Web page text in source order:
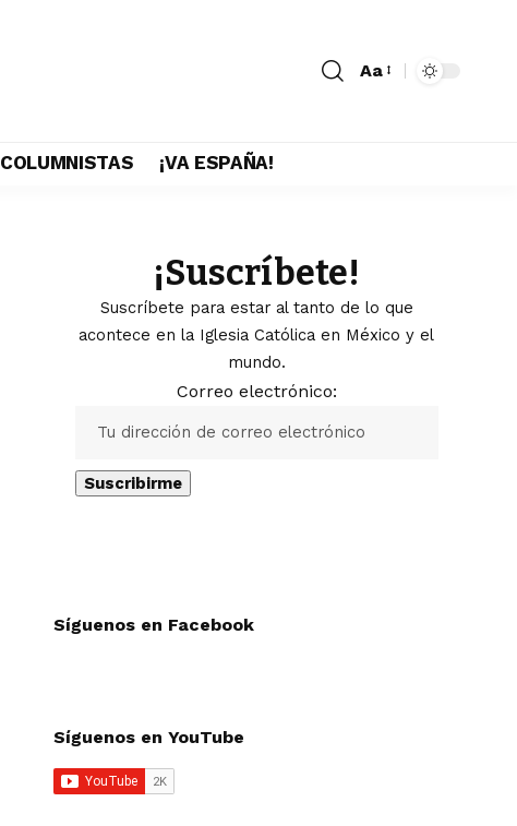
Aa
COLUMNISTAS ¡VA ESPAÑA!
¡Suscríbete!
Suscríbete para estar al tanto de lo que
acontece en la Iglesia Católica en México y el
mundo.
Correo electrónico:
Síguenos en Facebook
Síguenos en YouTube